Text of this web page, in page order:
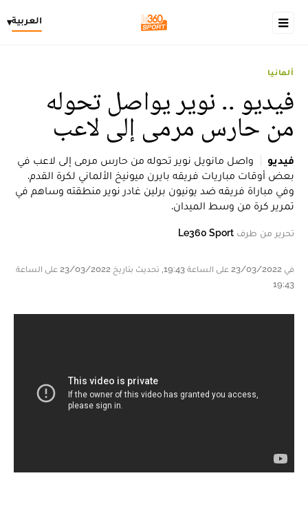
العربية▾
ألمانيا
فيديو .. نوير يواصل تحوله
من حارس مرمى إلى لاعب
فيديو
واصل مانويل نوير تحوله من حارس مرمى إلى لاعب في
بعض أوقات مباريات فريقه بايرن ميونيخ الألماني لكرة القدم.
وفي مباراة فريقه ضد يونيون برلين غادر نوير منطقته وساهم في
تمرير كرة من وسط الميدان.
تحرير من طرف Le360 Sport
في 23/03/2022 على الساعة 19:43, تحديث بتاريخ 23/03/2022 على الساعة
19:43